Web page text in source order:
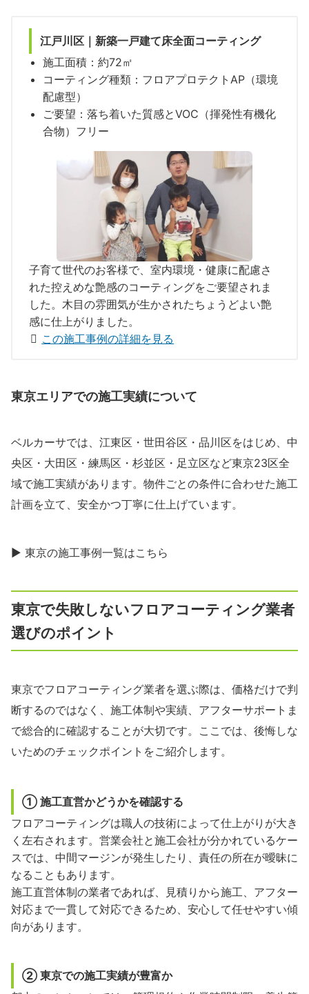
江戸川区｜新築一戸建て床全面コーティング
施工面積：約72㎡
コーティング種類：フロアプロテクトAP（環境
配慮型）
ご要望：落ち着いた質感とVOC（揮発性有機化
合物）フリー
子育て世代のお客様で、室内環境・健康に配慮さ
れた控えめな艶感のコーティングをご要望されま
した。木目の雰囲気が生かされたちょうどよい艶
感に仕上がりました。
この施工事例の詳細を見る
東京エリアでの施工実績について
ベルカーサでは、江東区・世田谷区・品川区をはじめ、中
央区・大田区・練馬区・杉並区・足立区など東京23区全
域で施工実績があります。物件ごとの条件に合わせた施工
計画を立て、安全かつ丁寧に仕上げています。
▶ 東京の施工事例一覧はこちら
東京で失敗しないフロアコーティング業者
選びのポイント
東京でフロアコーティング業者を選ぶ際は、価格だけで判
断するのではなく、施工体制や実績、アフターサポートま
で総合的に確認することが大切です。ここでは、後悔しな
いためのチェックポイントをご紹介します。
① 施工直営かどうかを確認する
フロアコーティングは職人の技術によって仕上がりが大き
く左右されます。営業会社と施工会社が分かれているケー
スでは、中間マージンが発生したり、責任の所在が曖昧に
なることもあります。
施工直営体制の業者であれば、見積りから施工、アフター
対応まで一貫して対応できるため、安心して任せやすい傾
向があります。
② 東京での施工実績が豊富か